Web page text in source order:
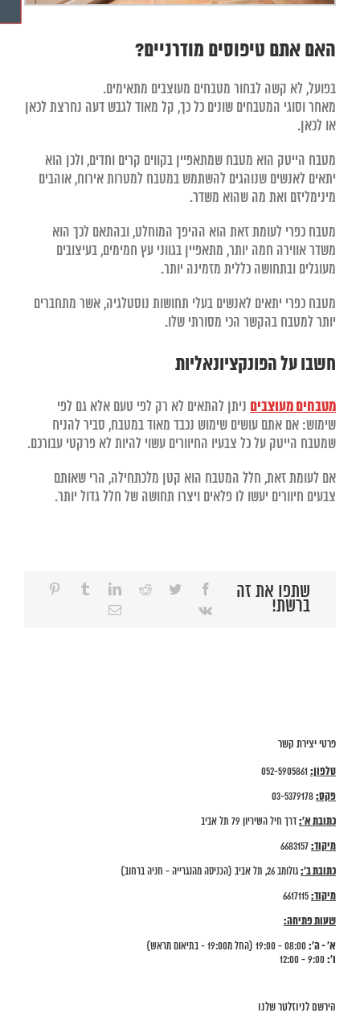
האם אתם טיפוסים מודרניים?
בפועל, לא קשה לבחור מטבחים מעוצבים מתאימים.
מאחר וסוגי המטבחים שונים כל כך, קל מאוד לגבש דעה נחרצת לכאן
או לכאן.
מטבח הייטק הוא מטבח שמתאפיין בקווים קרים וחדים, ולכן הוא
יתאים לאנשים שנוהגים להשתמש במטבח למטרות אירוח, אוהבים
מינימליזם ואת מה שהוא משדר.
מטבח כפרי לעומת זאת הוא ההיפך המוחלט, ובהתאם לכך הוא
משדר אווירה חמה יותר, מתאפיין בגווני עץ חמימים, בעיצובים
מעוגלים ובתחושה כללית מזמינה יותר.
מטבח כפרי יתאים לאנשים בעלי תחושות נוסטלגיה, אשר מתחברים
יותר למטבח בהקשר הכי מסורתי שלו.
חשבו על הפונקציונאליות
מטבחים מעוצבים ניתן להתאים לא רק לפי טעם אלא גם לפי
שימוש: אם אתם עושים שימוש נכבד מאוד במטבח, סביר להניח
שמטבח הייטק על כל צבעיו החיוורים עשוי להיות לא פרקטי עבורכם.
אם לעומת זאת, חלל המטבח הוא קטן מלכתחילה, הרי שאותם
צבעים חיוורים יעשו לו פלאים ויצרו תחושה של חלל גדול יותר.
שתפו את זה
ברשת!
פרטי יצירת קשר
טלפון:
פקס:
כתובת א': דרך חיל השיריון 79 תל אביב
מיקוד:
כתובת ב': גולומב 26, תל אביב (הכניסה מהנגרייה - חניה ברחוב)
מיקוד:
שעות פתיחה:
א' - ה':
ו':
הירשם לניוזלטר שלנו